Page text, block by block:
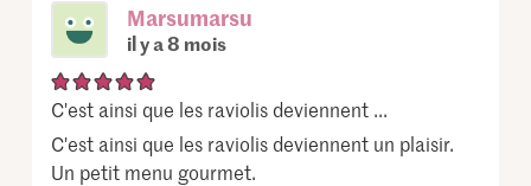
Marsumarsu
il y a 8 mois
C'est ainsi que les raviolis deviennent ...
C'est ainsi que les raviolis deviennent un plaisir.
Un petit menu gourmet.